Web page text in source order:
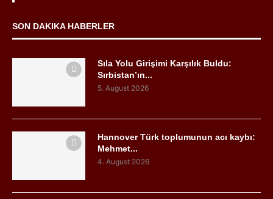
SON DAKIKA HABERLER
Sıla Yolu Girişimi Karşılık Buldu:
Sırbistan’ın...
5. August 2026
Hannover Türk toplumunun acı kaybı:
Mehmet...
4. August 2026